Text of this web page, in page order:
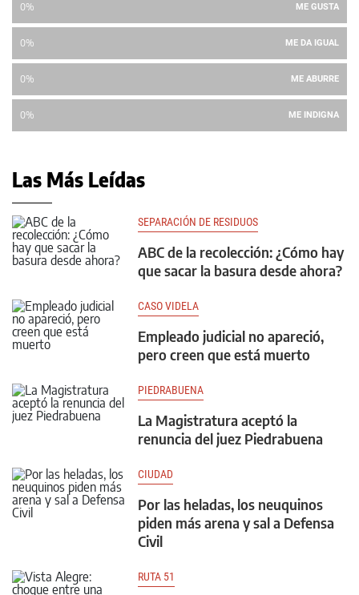
0% ME GUSTA
0% ME DA IGUAL
0% ME ABURRE
0% ME INDIGNA
Las Más Leídas
SEPARACIÓN DE RESIDUOS
ABC de la recolección: ¿Cómo hay
que sacar la basura desde ahora?
CASO VIDELA
Empleado judicial no apareció,
pero creen que está muerto
PIEDRABUENA
La Magistratura aceptó la
renuncia del juez Piedrabuena
CIUDAD
Por las heladas, los neuquinos
piden más arena y sal a Defensa
Civil
RUTA 51